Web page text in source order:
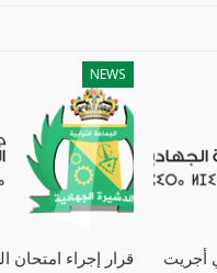
أجريت
NEWS
قرار إجراء امتحان